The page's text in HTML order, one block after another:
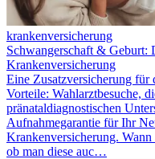
krankenversicherung
Schwangerschaft & Geburt:
Krankenversicherung
Eine Zusatzversicherung für
Vorteile: Wahlarztbesuche,
pränataldiagnostischen
Aufnahmegarantie für Ihr
Krankenversicherung.
ob man diese auc…